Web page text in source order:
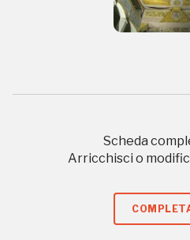
Scheda
Arricchisci o
Scopri tutte le
nei Beni FAI tutto l'anno